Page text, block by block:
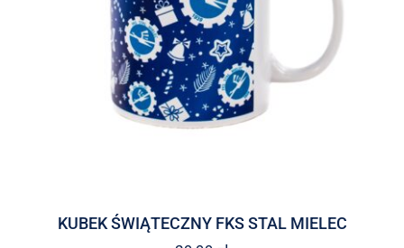
KUBEK ŚWIĄTECZNY FKS STAL MIELEC